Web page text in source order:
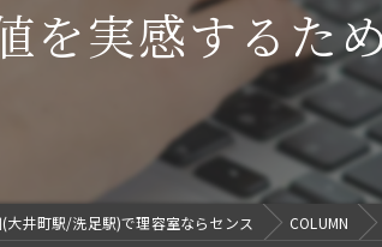
を実感するた
大井町駅/洗足駅)で理容室ならセンス COLUMN